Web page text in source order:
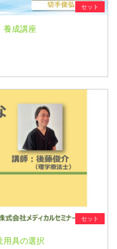
セット
養成講座
セット
用具の選択